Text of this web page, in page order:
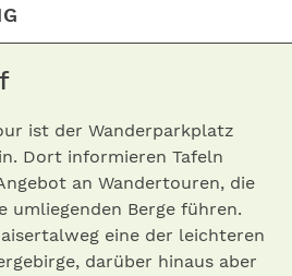
ist der Wanderparkplatz
Dort informieren Tafeln
an Wandertouren, die
umliegenden Berge führen.
eine der leichteren
darüber hinaus aber